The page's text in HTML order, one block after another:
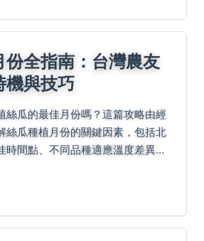
份全指南：台灣農友
機與技巧
絲瓜的最佳月份嗎？這篇攻略由經
絲瓜種植月份的關鍵因素，包括北
時間點、不同品種適應溫度差異，